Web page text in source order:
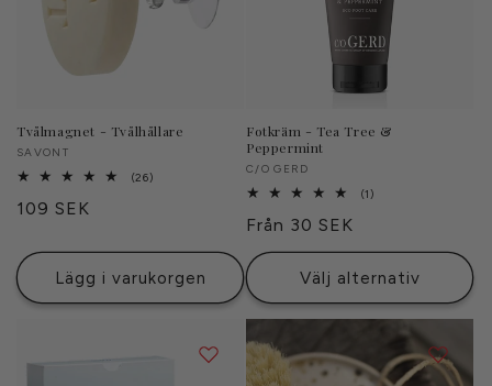
Tvålmagnet - Tvålhållare
Säljare:
SAVONT
(26)26
Ordinarie
109 SEK
Lägg i varukorgen
Fotkräm - Tea Tree &
Peppermint
Säljare:
C/O GERD
(1)1
Ordinarie
pris
Från 30 SEK
Välj alternativ